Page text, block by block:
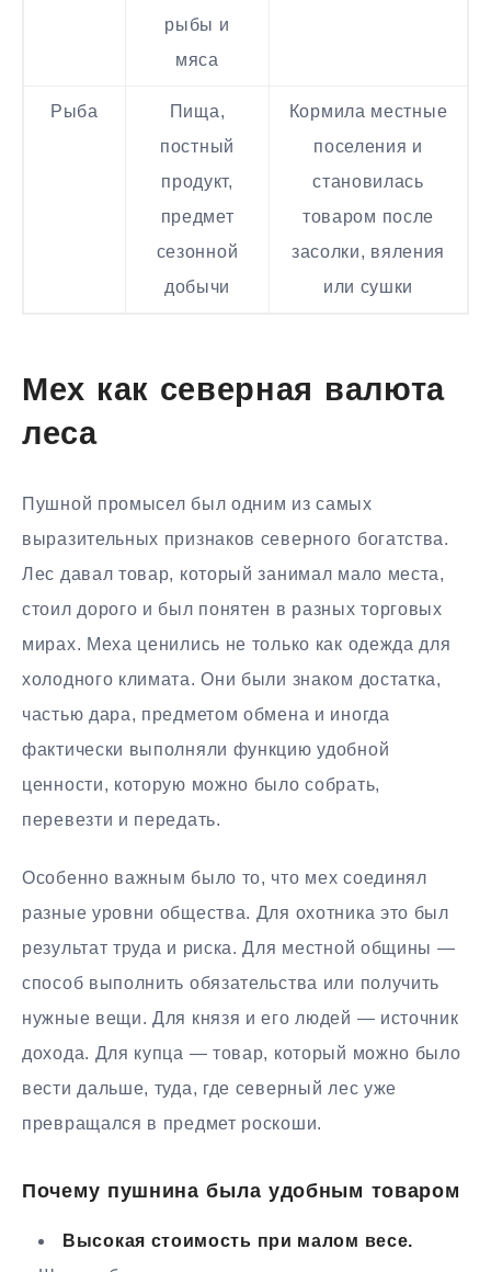
рыбы и
мяса
Рыба
Пища,
постный
продукт,
предмет
сезонной
добычи
Кормила местные
поселения и
становилась
товаром после
засолки, вяления
или сушки
Мех как северная валюта
леса
Пушной промысел был одним из самых
выразительных признаков северного богатства.
Лес давал товар, который занимал мало места,
стоил дорого и был понятен в разных торговых
мирах. Меха ценились не только как одежда для
холодного климата. Они были знаком достатка,
частью дара, предметом обмена и иногда
фактически выполняли функцию удобной
ценности, которую можно было собрать,
перевезти и передать.
Особенно важным было то, что мех соединял
разные уровни общества. Для охотника это был
результат труда и риска. Для местной общины —
способ выполнить обязательства или получить
нужные вещи. Для князя и его людей — источник
дохода. Для купца — товар, который можно было
вести дальше, туда, где северный лес уже
превращался в предмет роскоши.
Почему пушнина была удобным товаром
Высокая стоимость при малом весе.